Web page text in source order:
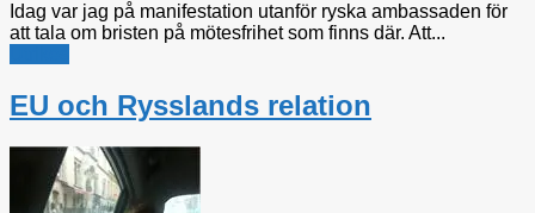
Idag var jag på manifestation utanför ryska ambassaden för
att tala om bristen på mötesfrihet som finns där. Att...
EU och Rysslands relation